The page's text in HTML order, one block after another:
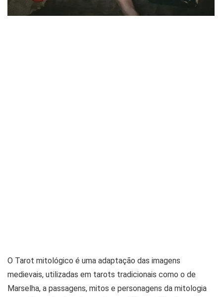
O Tarot mitológico é uma adaptação das imagens
medievais, utilizadas em tarots tradicionais como o de
Marselha, a passagens, mitos e personagens da mitologia